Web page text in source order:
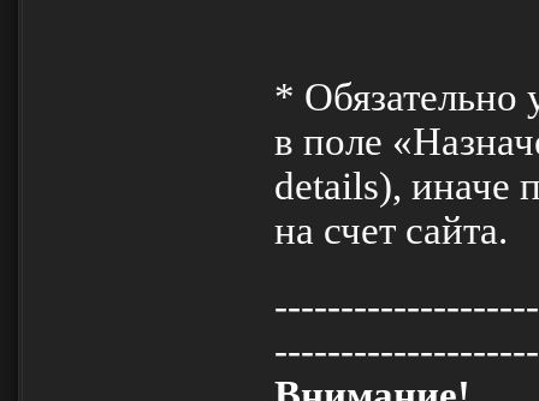
* Обязательно
в поле
details), иначе
на счет сайта.